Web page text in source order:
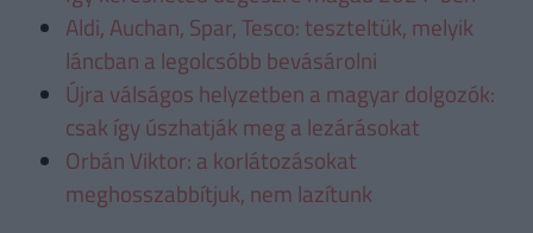
Aldi, Auchan, Spar, Tesco: teszteltük, melyik
láncban a legolcsóbb bevásárolni
Újra válságos helyzetben a magyar dolgozók:
csak így úszhatják meg a lezárásokat
Orbán Viktor: a korlátozásokat
meghosszabbítjuk, nem lazítunk